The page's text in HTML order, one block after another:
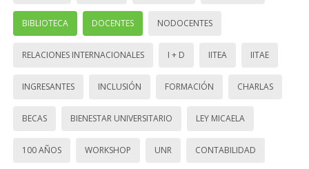
BIBLIOTECA DOCENTES NODOCENTES
RELACIONES INTERNACIONALES I + D IITEA IITAE
INGRESANTES INCLUSIÓN FORMACIÓN CHARLAS
BECAS BIENESTAR UNIVERSITARIO LEY MICAELA
100 AÑOS WORKSHOP UNR CONTABILIDAD